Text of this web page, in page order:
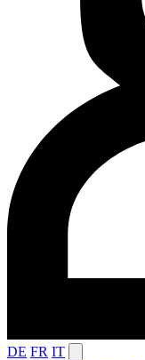
DE FR IT